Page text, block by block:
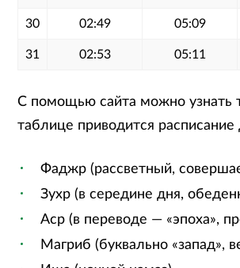
30 02:49 05:09
31 02:53 05:11
С помощью сайта можно узнать
таблице приводится
Фаджр (рассветный,
Зухр (в середине дня,
Аср (в переводе — «эпоха»,
Магриб (буквально «запад»,